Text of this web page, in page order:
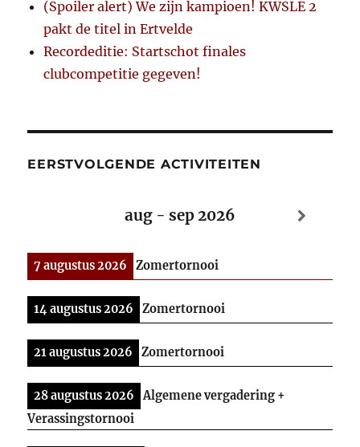
(Spoiler alert) We zijn kampioen! KWSLE 2
pakt de titel in Ertvelde
Recordeditie: Startschot finales
clubcompetitie gegeven!
EERSTVOLGENDE ACTIVITEITEN
aug - sep 2026
7 augustus 2026 Zomertornooi
14 augustus 2026 Zomertornooi
21 augustus 2026 Zomertornooi
28 augustus 2026
Algemene vergadering +
Verassingstornooi